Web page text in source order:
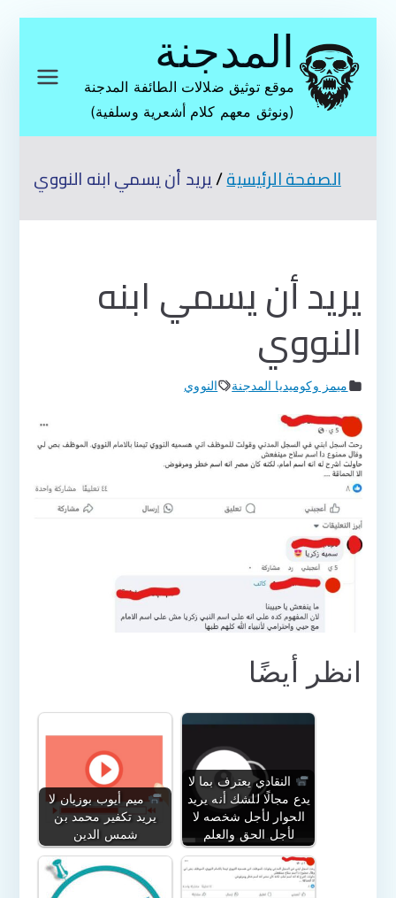
المحتوى
المدجنة
موقع توثيق ضلالات الطائفة المدجنة
(ونوثق معهم كلام أشعرية وسلفية)
الصفحة الرئيسية يريد أن يسمي ابنه النووي
يريد أن يسمي ابنه
النووي
ميمز وكوميديا المدجنة النووي
انظر أيضًا
ميم أيوب بوزيان لا
يريد تكفير محمد بن
شمس الدين
النقادي يعترف بما لا
يدع مجالًا للشك أنه يريد
الحوار لأجل شخصه لا
لأجل الحق والعلم